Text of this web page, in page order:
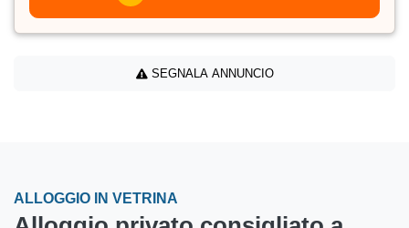
SEGNALA ANNUNCIO
ALLOGGIO IN VETRINA